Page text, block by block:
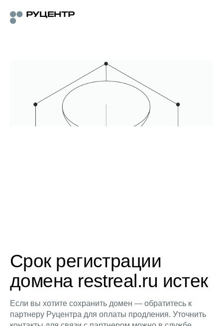
Срок регистрации
домена restreal.ru истек
Если вы хотите сохранить домен — обратитесь к
партнеру Руцентра для оплаты продления. Уточнить